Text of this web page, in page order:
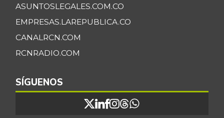
ASUNTOSLEGALES.COM.CO
EMPRESAS.LAREPUBLICA.CO
CANALRCN.COM
RCNRADIO.COM
SÍGUENOS